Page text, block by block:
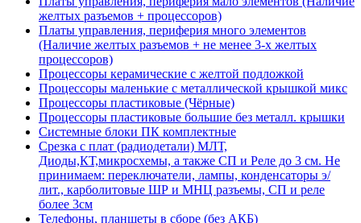
желтых разъемов + процессоров)
Платы управления, периферия много элементов
(Наличие желтых разъемов + не менее 3-х желтых
процессоров)
Процессоры керамические с желтой подложкой
Процессоры маленькие с металлической крышкой микс
Процессоры пластиковые (Чёрные)
Процессоры пластиковые большие без металл. крышки
Системные блоки ПК комплектные
Срезка с плат (радиодетали) МЛТ,
Диоды,КТ,микросхемы, а также СП и Реле до 3 см. Не
принимаем: переключатели, лампы, конденсаторы э/
лит., карболитовые ШР и МНЦ разъемы, СП и реле
более 3см
Телефоны, планшеты в сборе (без АКБ)